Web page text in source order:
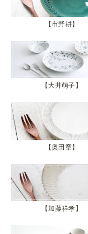
市野耕
大井萌子
奥田章
加藤祥孝